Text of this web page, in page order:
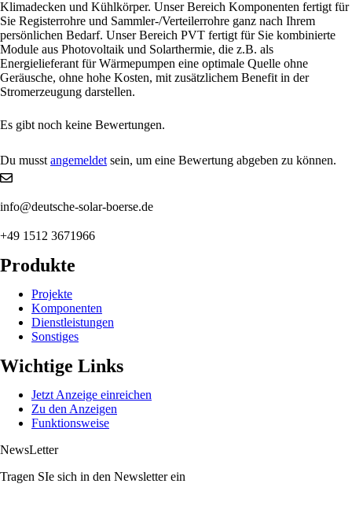
Klimadecken und Kühlkörper. Unser Bereich Komponenten fertigt für
Sie Registerrohre und Sammler-/Verteilerrohre ganz nach Ihrem
persönlichen Bedarf. Unser Bereich PVT fertigt für Sie kombinierte
Module aus Photovoltaik und Solarthermie, die z.B. als
Energielieferant für Wärmepumpen eine optimale Quelle ohne
Geräusche, ohne hohe Kosten, mit zusätzlichem Benefit in der
Stromerzeugung darstellen.
Es gibt noch keine Bewertungen.
Du musst angemeldet sein, um eine Bewertung abgeben zu können.
info@deutsche-solar-boerse.de
+49 1512 3671966
Produkte
Projekte
Komponenten
Dienstleistungen
Sonstiges
Wichtige Links
Jetzt Anzeige einreichen
Zu den Anzeigen
Funktionsweise
NewsLetter
Tragen SIe sich in den Newsletter ein